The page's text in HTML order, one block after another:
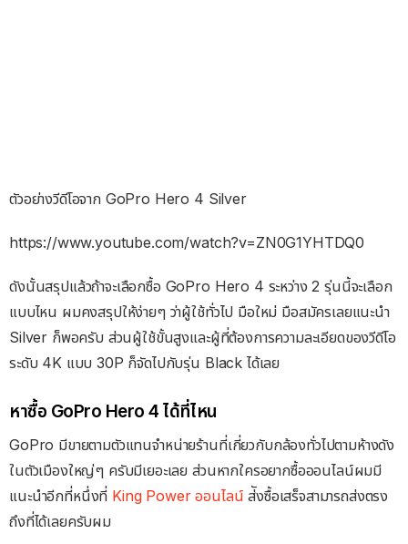
ตัวอย่างวีดีโอจาก GoPro Hero 4 Silver
https://www.youtube.com/watch?v=ZN0G1YHTDQ0
ดังนั้นสรุปแล้วถ้าจะเลือกซื้อ GoPro Hero 4 ระหว่าง 2 รุ่นนี้จะเลือก
แบบไหน ผมคงสรุปให้ง่ายๆ ว่าผู้ใช้ทั่วไป มือใหม่ มือสมัครเลยแนะนำ
Silver ก็พอครับ ส่วนผู้ใช้ขั้นสูงและผู้ที่ต้องการความละเอียดของวีดีโอ
ระดับ 4K แบบ 30P ก็จัดไปกับรุ่น Black ได้เลย
หาซื้อ GoPro Hero 4 ได้ที่ไหน
GoPro มีขายตามตัวแทนจำหน่ายร้านที่เกี่ยวกับกล้องทั่วไปตามห้างดัง
ในตัวเมืองใหญ่ๆ ครับมีเยอะเลย ส่วนหากใครอยากซื้อออนไลน์ผมมี
แนะนำอีกที่หนึ่งที่ King Power ออนไลน์ ส่ังซื้อเสร็จสามารถส่งตรง
ถึงที่ได้เลยครับผม